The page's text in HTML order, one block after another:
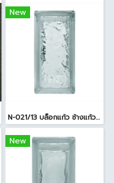
New
N-021/13 บล็อกแก้ว ช้างแก้ว WOW แก้วประดับฟ้า ( 24X11.5X8cm )
New